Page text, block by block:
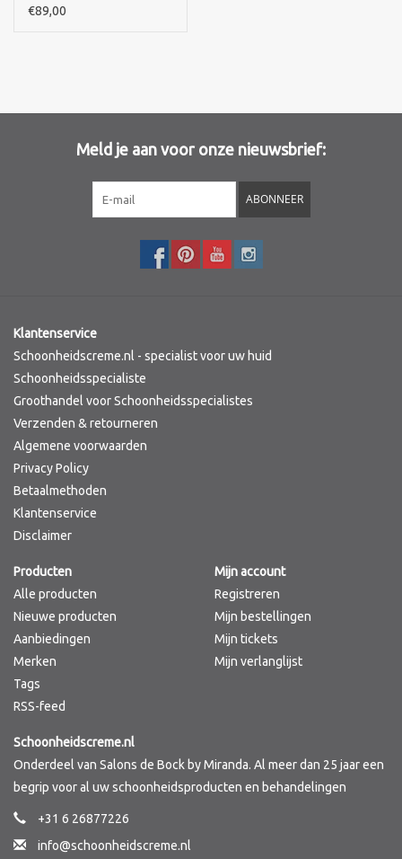
€89,00
Meld je aan voor onze nieuwsbrief:
ABONNEER
Klantenservice
Schoonheidscreme.nl - specialist voor uw huid
Schoonheidsspecialiste
Groothandel voor Schoonheidsspecialistes
Verzenden & retourneren
Algemene voorwaarden
Privacy Policy
Betaalmethoden
Klantenservice
Disclaimer
Producten
Alle producten
Nieuwe producten
Aanbiedingen
Merken
Tags
RSS-feed
Mijn account
Registreren
Mijn bestellingen
Mijn tickets
Mijn verlanglijst
Schoonheidscreme.nl
Onderdeel van Salons de Bock by Miranda. Al meer dan 25 jaar een
begrip voor al uw schoonheidsproducten en behandelingen
+31 6 26877226
info@schoonheidscreme.nl